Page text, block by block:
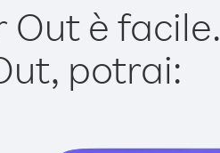
è facile.
potrai: